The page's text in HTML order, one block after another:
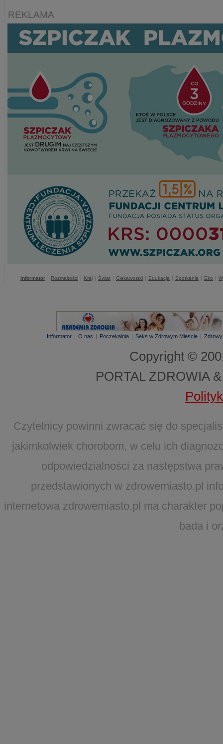
REKLAMA
Informator | Rozmaitości | Kraj | Świat | Ciekawostki | Edukacja | Spotkania | Eko |
Informator | O nas | Poczekalnia | Seks w Zdrowym Mieście |
Copyright ©
PORTAL ZDROWIA
Czytelnicy powinni zwracać się do
jakimkolwiek chorobom, w celu ich
odpowiedzialności za następstwa
przedstawionych w zdrowemiasto.pl
internetowa zdrowemiasto.pl ma charakter
bada i